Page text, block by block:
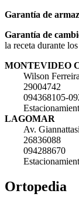
Garantía de
Garantía de
la receta durante
MONTEVIDEO
Wilson Ferreira
29004742
094368105-
Estacionamiento
LAGOMAR
Av. Giannattasio
26836088
094288670
Ortopedia